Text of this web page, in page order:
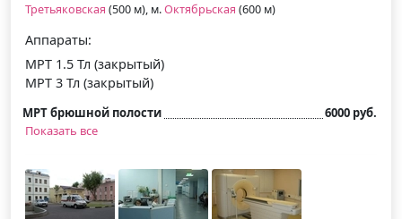
Третьяковская (500 м), м.Октябрьская (600 м)
Аппараты:
МРТ 1.5 Тл (закрытый)
МРТ 3 Тл (закрытый)
МРТ брюшной полости
6000 руб.
Показать все